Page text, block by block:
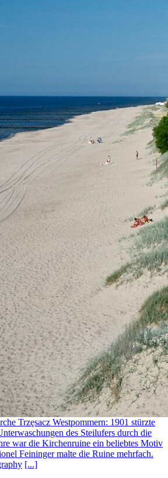
Trzęsacz Westpommern: 1901 stürzte
des Steilufers durch die
war die Kirchenruine ein beliebtes Motiv
Feininger malte die Ruine mehrfach.
[...]